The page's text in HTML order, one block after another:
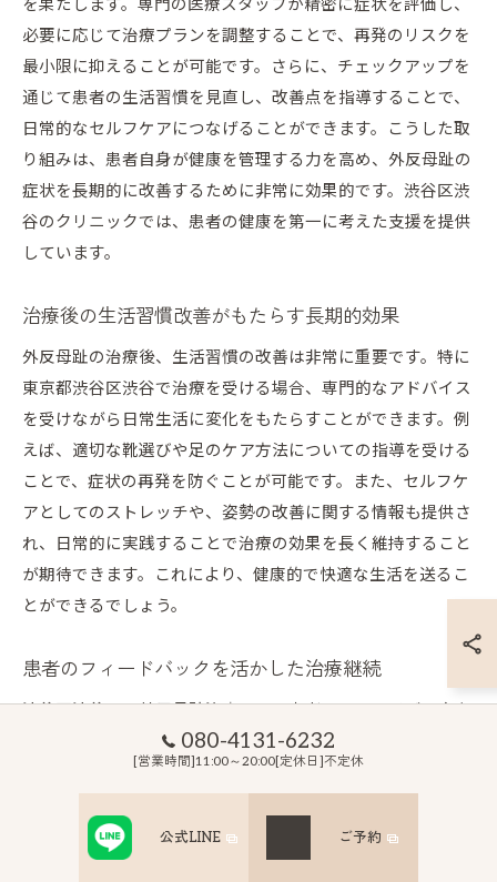
を果たします。専門の医療スタッフが精密に症状を評価し、
必要に応じて治療プランを調整することで、再発のリスクを
最小限に抑えることが可能です。さらに、チェックアップを
通じて患者の生活習慣を見直し、改善点を指導することで、
日常的なセルフケアにつなげることができます。こうした取
り組みは、患者自身が健康を管理する力を高め、外反母趾の
症状を長期的に改善するために非常に効果的です。渋谷区渋
谷のクリニックでは、患者の健康を第一に考えた支援を提供
しています。
治療後の生活習慣改善がもたらす長期的効果
外反母趾の治療後、生活習慣の改善は非常に重要です。特に
東京都渋谷区渋谷で治療を受ける場合、専門的なアドバイス
を受けながら日常生活に変化をもたらすことができます。例
えば、適切な靴選びや足のケア方法についての指導を受ける
ことで、症状の再発を防ぐことが可能です。また、セルフケ
アとしてのストレッチや、姿勢の改善に関する情報も提供さ
れ、日常的に実践することで治療の効果を長く維持すること
が期待できます。これにより、健康的で快適な生活を送るこ
とができるでしょう。
患者のフィードバックを活かした治療継続
重要視しています。治療を受けた後の感想や、痛みの変化に
ついての報告は、次回の治療プランを調整する重要な要素で
可能となります。また、フィードバックを基にしたセルフケ
080-4131-6232
[営業時間]11:00～20:00[定休日]不定休
公式LINE ご予約